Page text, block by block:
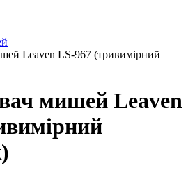
Leaven LS-967 (тривимірний
мишей Leaven